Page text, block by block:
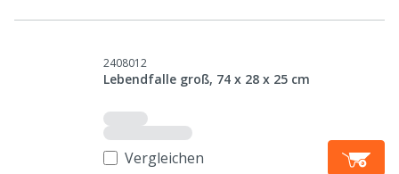
2408012
Lebendfalle groß, 74 x 28 x 25 cm
Vergleichen